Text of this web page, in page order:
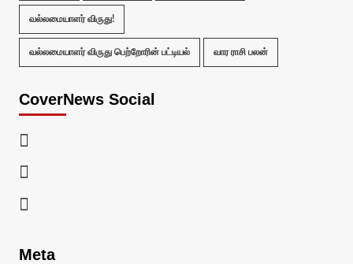
வல்லமையாளர் விருது!
வல்லமையாளர் விருது பெற்றோரின் பட்டியல் வார ராசி பலன்
CoverNews Social
Meta